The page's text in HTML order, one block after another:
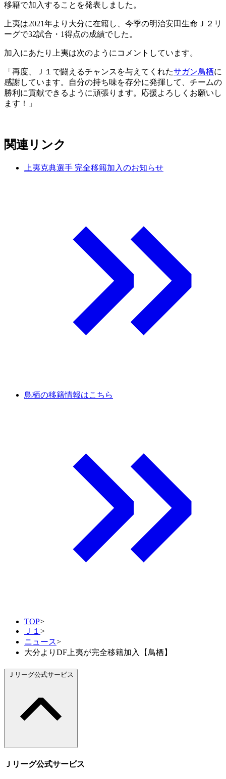
移籍で加入することを発表しました。
上夷は2021年より大分に在籍し、今季の明治安田生命Ｊ２リ
ーグで32試合・1得点の成績でした。
加入にあたり上夷は次のようにコメントしています。
「再度、Ｊ１で闘えるチャンスを与えてくれたサガン鳥栖に
感謝しています。自分の持ち味を存分に発揮して、チームの
勝利に貢献できるように頑張ります。応援よろしくお願いし
ます！」
関連リンク
上夷克典選手 完全移籍加入のお知らせ
鳥栖の移籍情報はこちら
TOP>
Ｊ１ >
ニュース>
大分よりDF上夷が完全移籍加入【鳥栖】
Ｊリーグ公式サービス
Ｊリーグ公式サービス